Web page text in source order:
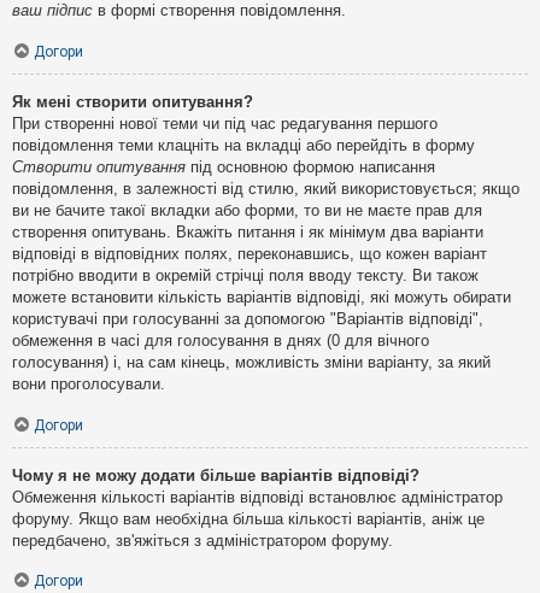
ваш підпис в формі створення повідомлення.
Догори
Як мені створити опитування?
При створенні нової теми чи під час редагування першого
повідомлення теми клацніть на вкладці або перейдіть в форму
Створити опитування під основною формою написання
повідомлення, в залежності від стилю, який використовується; якщо
ви не бачите такої вкладки або форми, то ви не маєте прав для
створення опитувань. Вкажіть питання і як мінімум два варіанти
відповіді в відповідних полях, переконавшись, що кожен варіант
потрібно вводити в окремій стрічці поля вводу тексту. Ви також
можете встановити кількість варіантів відповіді, які можуть обирати
користувачі при голосуванні за допомогою "Варіантів відповіді",
обмеження в часі для голосування в днях (0 для вічного
голосування) і, на сам кінець, можливість зміни варіанту, за який
вони проголосували.
Догори
Чому я не можу додати більше варіантів відповіді?
Обмеження кількості варіантів відповіді встановлює адміністратор
форуму. Якщо вам необхідна більша кількості варіантів, аніж це
передбачено, зв'яжіться з адміністратором форуму.
Догори